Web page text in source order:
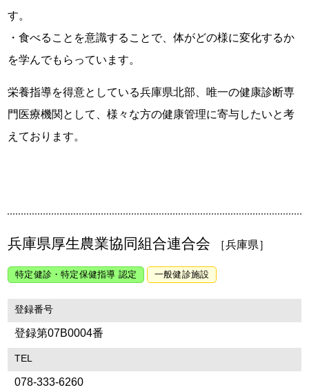
す。
・食べることを意識することで、体がどの様に変化するか
を学んでもらっています。
栄養指導を得意としている兵庫県北部、唯一の健康診断専
門医療機関として、様々な方の健康管理に寄与したいと考
えております。
兵庫県厚生農業協同組合連合会 ［兵庫県］
特定健診・特定保健指導 認定 一般健診施設
登録番号
登録第07B0004番
TEL
078-333-6260